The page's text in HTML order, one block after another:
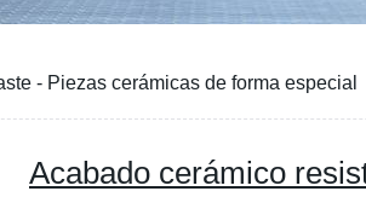
- Piezas cerámicas de forma especial
Acabado cerámico